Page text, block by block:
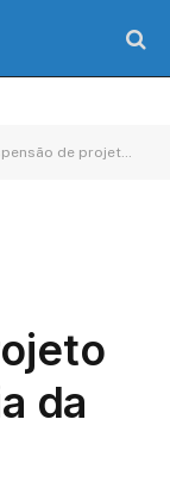
recria Loteria da Bahia na ALBA
da